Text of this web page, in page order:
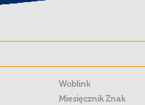
Woblink
Miesięcznik Znak